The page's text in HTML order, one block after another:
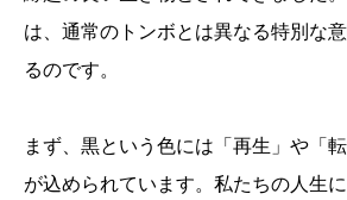
は、通常のトンボとは異なる特別な
るのです。
まず、黒という色には「再生」や「
が込められています。私たちの人生